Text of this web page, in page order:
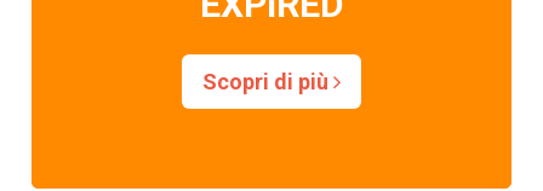
Scopri di più